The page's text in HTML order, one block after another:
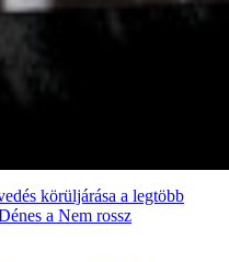
körüljárása a legtöbb
a Nem rossz